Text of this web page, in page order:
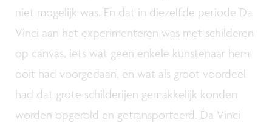
niet mogelijk was. En dat in diezelfde periode Da
Vinci aan het experimenteren was met schilderen
op canvas, iets wat geen enkele kunstenaar hem
ooit had voorgedaan, en wat als groot voordeel
had dat grote schilderijen gemakkelijk konden
worden opgerold en getransporteerd. Da Vinci